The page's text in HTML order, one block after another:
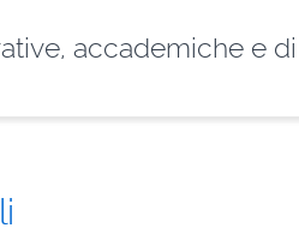
accademiche e